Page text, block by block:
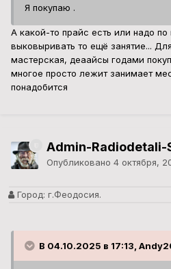
Я покупаю .
А какой-то прайс есть или надо
выковыривать то ещё занятие...
мастерская, деаайсы годами
многое просто лежит занимает
понадобится
Admin-Radiodetali-
Опубликовано 4 октября,
Город: г.Феодосия.
В 04.10.2025 в 17:13,